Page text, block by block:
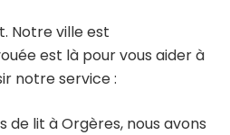
Notre ville est
est là pour vous aider à
notre service :
lit à Orgères, nous avons